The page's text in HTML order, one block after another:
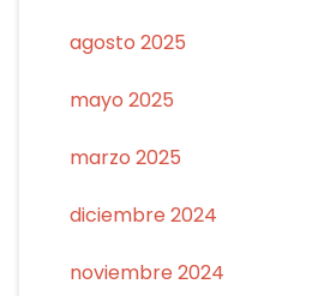
agosto 2025
mayo 2025
marzo 2025
diciembre 2024
noviembre 2024